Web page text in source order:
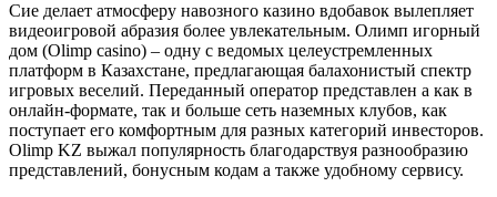
Сие делает атмосферу навозного казино вдобавок вылепляет
видеоигровой абразия более увлекательным. Олимп игорный
дом (Olimp casino) – одну с ведомых целеустремленных
платформ в Казахстане, предлагающая балахонистый спектр
игровых веселий. Переданный оператор представлен а как в
онлайн-формате, так и больше сеть наземных клубов, как
поступает его комфортным для разных категорий инвесторов.
Olimp KZ выжал популярность благодарствуя разнообразию
представлений, бонусным кодам а также удобному сервису.